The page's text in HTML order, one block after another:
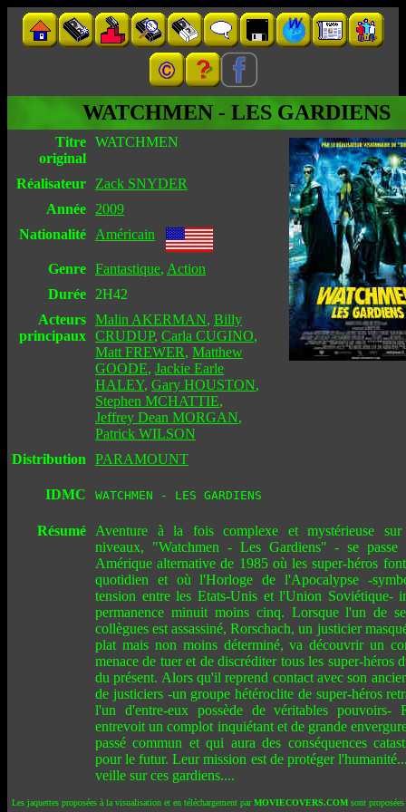
WATCHMEN - LES GARDIENS
Titre
original
WATCHMEN
Réalisateur
Zack SNYDER
Année
2009
Nationalité
Américain
Genre Fantastique, Action
Durée
2H42
Acteurs
principaux
Malin AKERMAN, Billy
CRUDUP, Carla CUGINO,
Matt FREWER, Matthew
GOODE, Jackie Earle
HALEY, Gary HOUSTON,
Stephen MCHATTIE,
Jeffrey Dean MORGAN,
Patrick WILSON
Distribution
PARAMOUNT
IDMC WATCHMEN - LES GARDIENS
Résumé
Aventure à la fois complexe et mystérieuse sur
niveaux, "Watchmen - Les Gardiens" - se passe
Amérique alternative de 1985 où les super-héros
quotidien et où l'Horloge de l'Apocalypse -
tension entre les Etats-Unis et l'Union Soviétique-
permanence minuit moins cinq. Lorsque l'un de
collègues est assassiné, Rorschach, un justicier
plat mais non moins déterminé, va découvrir un
menace de tuer et de discréditer tous les super-héros
du présent. Alors qu'il reprend contact avec son
de justiciers -un groupe hétéroclite de super-héros
l'un d'entre-eux possède de véritables pouvoirs-
entrevoit un complot inquiétant et de grande
passé commun et qui aura des conséquences
pour le futur. Leur mission est de protéger
veille sur ces gardiens....
Les jaquettes proposées à la visualisation et en téléchargement parMOVIECOVERS.COM sont